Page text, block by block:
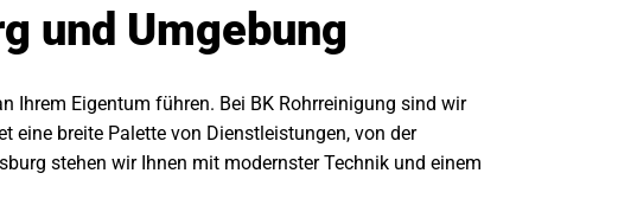
und Umgebung
Ihrem Eigentum führen. Bei BK Rohrreinigung sind wir
eine breite Palette von Dienstleistungen, von der
stehen wir Ihnen mit modernster Technik und einem